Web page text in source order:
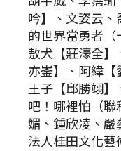
吟】、文姿云
的世界當勇者（
敖犬【莊濠全
亦崟】、阿緯【
王子【邱勝翊
吧！哪裡怕（
媚、鍾欣凌、嚴
法人桂田文化藝